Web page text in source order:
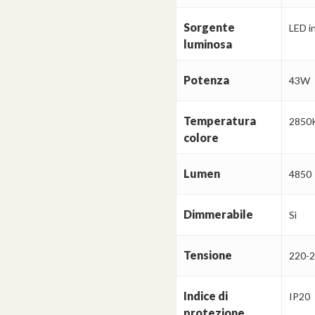
Sorgente
luminosa
LED
Potenza 43W
Temperatura
colore
Lumen 4850
Dimmerabile Sì
Tensione 220-
Indice di
IP20